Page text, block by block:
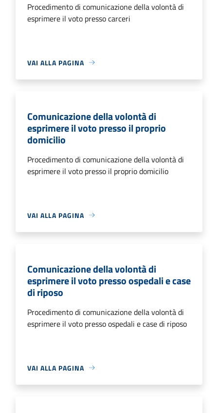
Procedimento di comunicazione della volontà di
esprimere il voto presso carceri
VAI ALLA PAGINA
Comunicazione della volontà di
esprimere il voto presso il proprio
domicilio
Procedimento di comunicazione della volontà di
esprimere il voto presso il proprio domicilio
VAI ALLA PAGINA
Comunicazione della volontà di
esprimere il voto presso ospedali e case
di riposo
Procedimento di comunicazione della volontà di
esprimere il voto presso ospedali e case di riposo
VAI ALLA PAGINA